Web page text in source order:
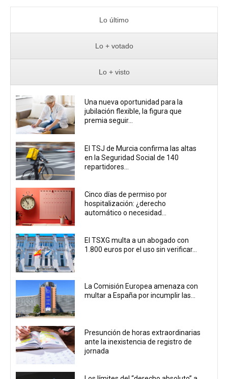
Lo último
Lo + votado
Lo + visto
Una nueva oportunidad para la
jubilación flexible, la figura que
premia seguir...
El TSJ de Murcia confirma las altas
en la Seguridad Social de 140
repartidores...
Cinco días de permiso por
hospitalización: ¿derecho
automático o necesidad...
El TSXG multa a un abogado con
1.800 euros por el uso sin verificar...
La Comisión Europea amenaza con
multar a España por incumplir las...
Presunción de horas extraordinarias
ante la inexistencia de registro de
jornada